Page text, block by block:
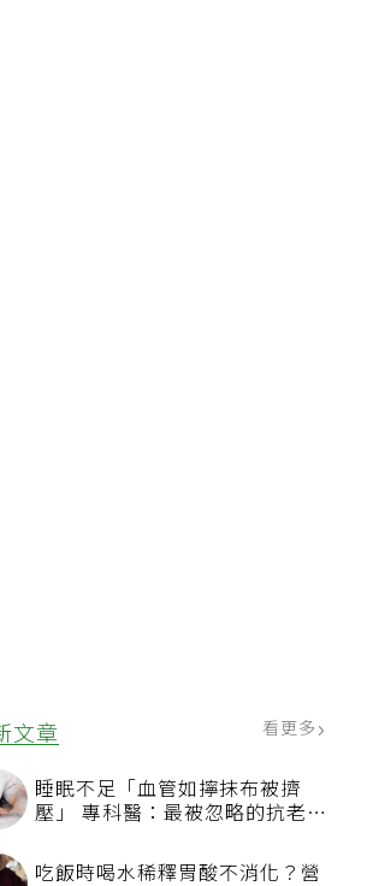
文章 看更多
睡眠不足「血管如擰抹布被擠
壓」 專科醫：最被忽略的抗老方
吃飯時喝水稀釋胃酸不消化？營